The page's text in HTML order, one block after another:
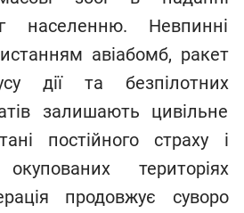
населенню. Невпинні
авіабомб, ракет
дії та безпілотних
залишають цивільне
постійного страху і
територіях
продовжує суворо